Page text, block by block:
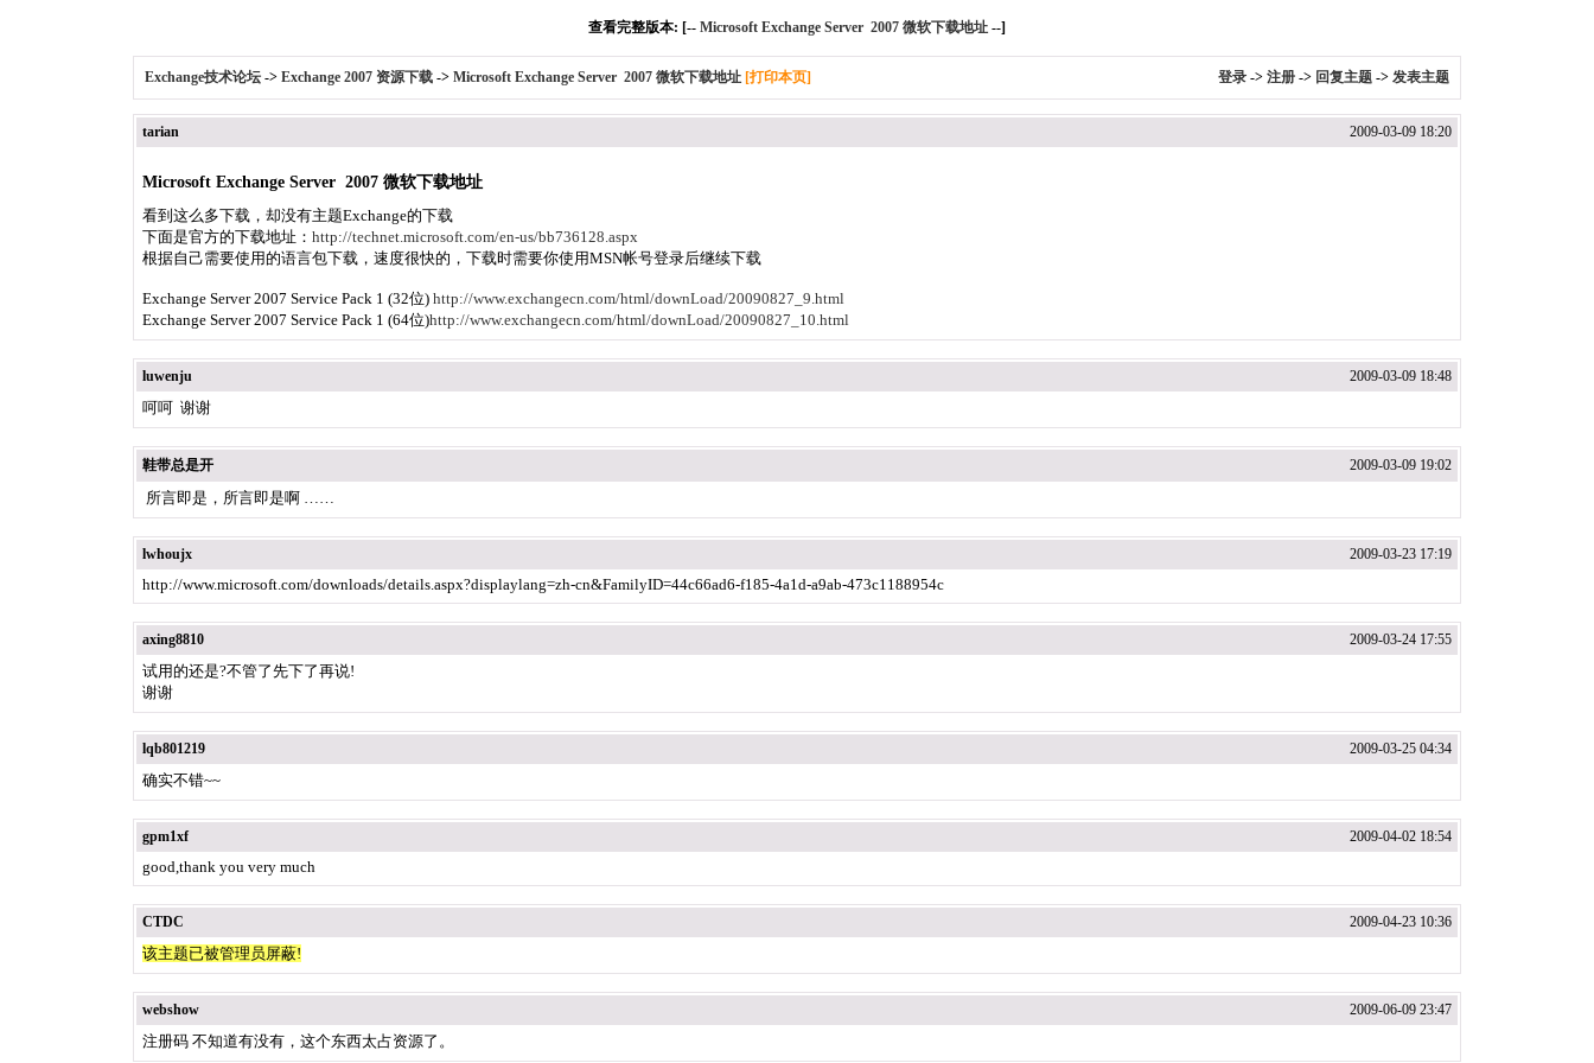
查看完整版本: [-- Microsoft Exchange Server 2007 微软下载地址 --]
Exchange技术论坛 -> Exchange 2007 资源下载 -> Microsoft Exchange Server 2007 微软下载地址 [打印本页] 登录 -> 注册 -> 回复主题 -> 发表主题
tarian 2009-03-09 18:20
Microsoft Exchange Server 2007 微软下载地址
看到这么多下载，却没有主题Exchange的下载
下面是官方的下载地址： http://technet.microsoft.com/en-us/bb736128.aspx
根据自己需要使用的语言包下载，速度很快的，下载时需要你使用MSN帐号登录后继续下载
Exchange Server 2007 Service Pack 1 (32位) http://www.exchangecn.com/html/downLoad/20090827_9.html
Exchange Server 2007 Service Pack 1 (64位)http://www.exchangecn.com/html/downLoad/20090827_10.html
luwenju 2009-03-09 18:48
呵呵 谢谢
鞋带总是开 2009-03-09 19:02
所言即是，所言即是啊 ……
lwhoujx 2009-03-23 17:19
http://www.microsoft.com/downloads/details.aspx?displaylang=zh-cn&FamilyID=44c66ad6-f185-4a1d-a9ab-473c1188954c
axing8810 2009-03-24 17:55
试用的还是?不管了先下了再说!
谢谢
lqb801219 2009-03-25 04:34
确实不错~~
gpm1xf 2009-04-02 18:54
good,thank you very much
CTDC 2009-04-23 10:36
该主题已被管理员屏蔽!
webshow 2009-06-09 23:47
注册码 不知道有没有，这个东西太占资源了。